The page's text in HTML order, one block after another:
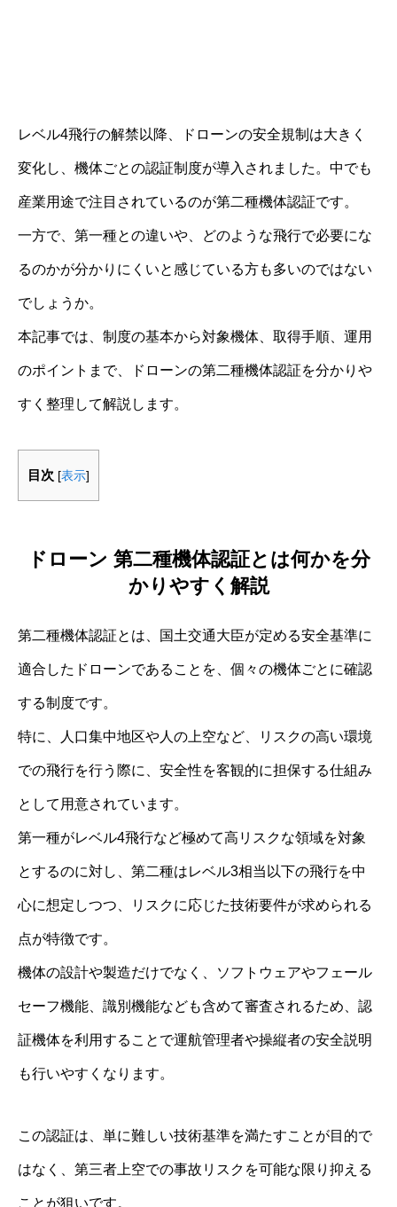
レベル4飛行の解禁以降、ドローンの安全規制は大きく
変化し、機体ごとの認証制度が導入されました。中でも
産業用途で注目されているのが第二種機体認証です。
一方で、第一種との違いや、どのような飛行で必要にな
るのかが分かりにくいと感じている方も多いのではない
でしょうか。
本記事では、制度の基本から対象機体、取得手順、運用
のポイントまで、ドローンの第二種機体認証を分かりや
すく整理して解説します。
目次 [表示]
ドローン 第二種機体認証とは何かを分
かりやすく解説
第二種機体認証とは、国土交通大臣が定める安全基準に
適合したドローンであることを、個々の機体ごとに確認
する制度です。
特に、人口集中地区や人の上空など、リスクの高い環境
での飛行を行う際に、安全性を客観的に担保する仕組み
として用意されています。
第一種がレベル4飛行など極めて高リスクな領域を対象
とするのに対し、第二種はレベル3相当以下の飛行を中
心に想定しつつ、リスクに応じた技術要件が求められる
点が特徴です。
機体の設計や製造だけでなく、ソフトウェアやフェール
セーフ機能、識別機能なども含めて審査されるため、認
証機体を利用することで運航管理者や操縦者の安全説明
も行いやすくなります。
この認証は、単に難しい技術基準を満たすことが目的で
はなく、第三者上空での事故リスクを可能な限り抑える
ことが狙いです。